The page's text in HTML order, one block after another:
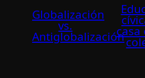
Globalización
vs.
Antiglobalizacióncasa